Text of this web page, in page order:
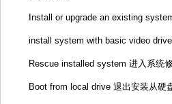
Install or upgrade an existing
install system with basic video
Rescue installed system 进入系统
Boot from local drive 退出安装从硬